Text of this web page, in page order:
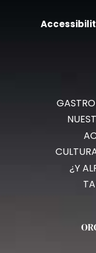
¿Y